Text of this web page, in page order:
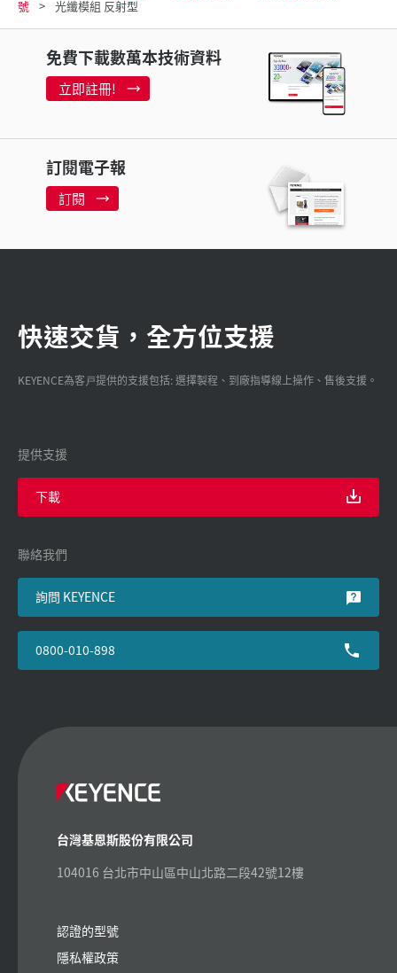
號
光纖模組 反射型
免費下載數萬本技術資料
立即註冊!
訂閱電子報
訂閱
快速交貨，全方位支援
KEYENCE為客戸提供的支援包括: 選擇製程、到廠指導線上操作、售後支援。
提供支援
下載
聯絡我們
詢問 KEYENCE
0800-010-898
台灣基恩斯股份有限公司
104016 台北市中山區中山北路二段42號12樓
認證的型號
隱私權政策